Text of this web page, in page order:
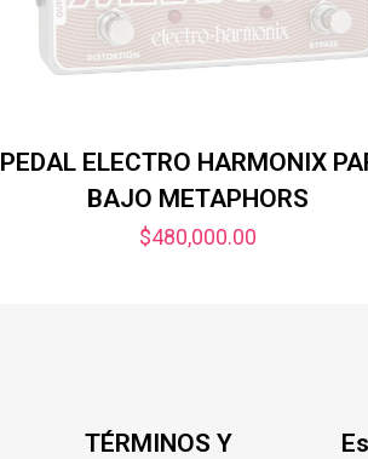
PEDAL ELECTRO HARMONIX
BAJO METAPHORS
$480,000.00
TÉRMINOS Y